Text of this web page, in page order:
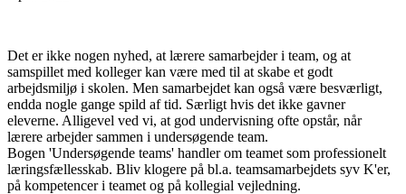
Det er ikke nogen nyhed, at lærere samarbejder i team, og at
samspillet med kolleger kan være med til at skabe et godt
arbejdsmiljø i skolen. Men samarbejdet kan også være besværligt,
endda nogle gange spild af tid. Særligt hvis det ikke gavner
eleverne. Alligevel ved vi, at god undervisning ofte opstår, når
lærere arbejder sammen i undersøgende team.
Bogen 'Undersøgende teams' handler om teamet som professionelt
læringsfællesskab. Bliv klogere på bl.a. teamsamarbejdets syv K'er,
på kompetencer i teamet og på kollegial vejledning.